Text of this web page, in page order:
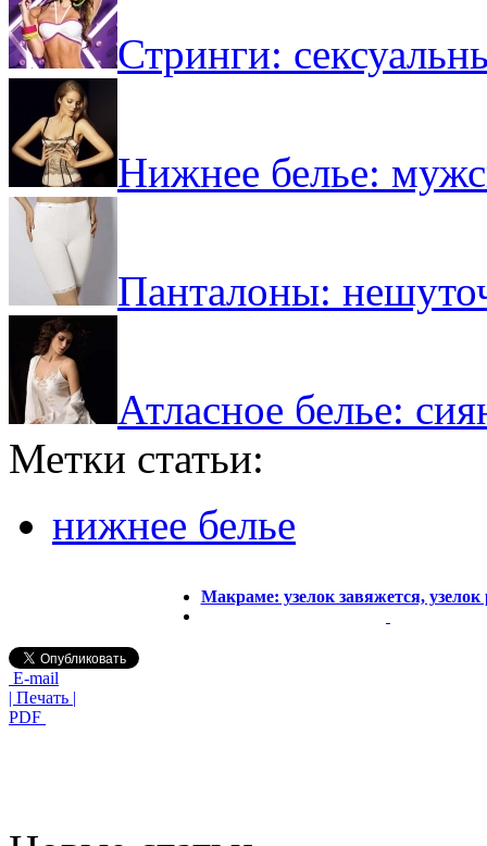
Стринги:
Нижнее белье:
Панталоны:
Атласное белье:
Метки статьи:
нижнее белье
Макраме: узелок завяжется, узелок
E-mail
| Печать |
PDF